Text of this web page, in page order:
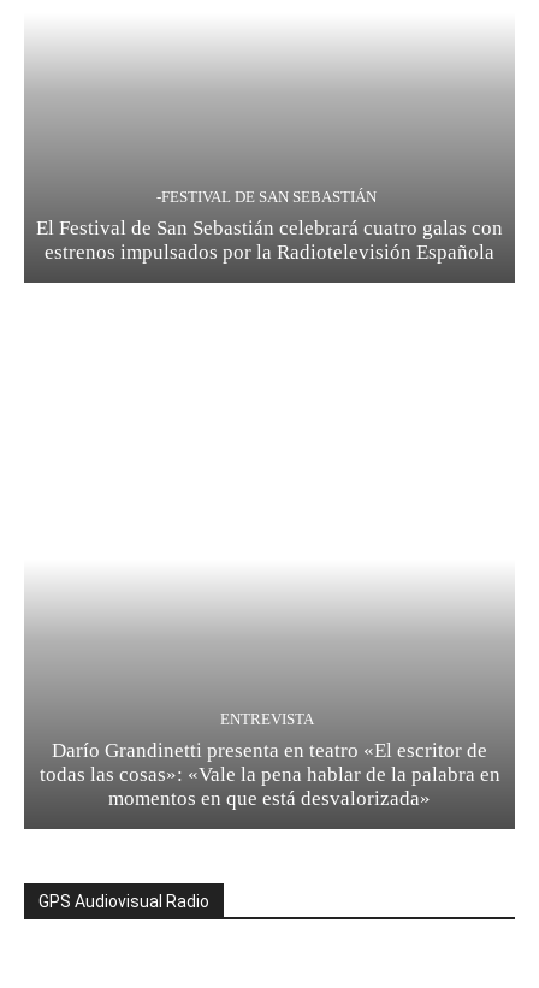
-FESTIVAL DE SAN SEBASTIÁN
El Festival de San Sebastián celebrará cuatro galas con
estrenos impulsados por la Radiotelevisión Española
ENTREVISTA
Darío Grandinetti presenta en teatro «El escritor de
todas las cosas»: «Vale la pena hablar de la palabra en
momentos en que está desvalorizada»
GPS Audiovisual Radio